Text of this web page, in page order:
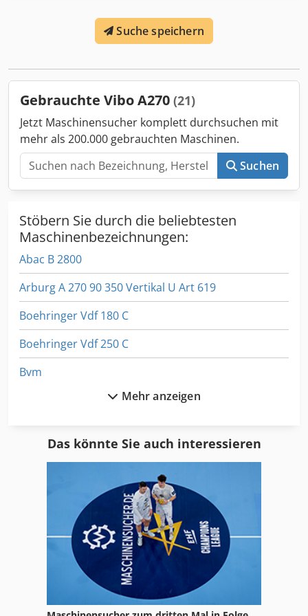
Suche speichern
Gebrauchte Vibo A270 (21)
Jetzt Maschinensucher komplett durchsuchen mit
mehr als 200.000 gebrauchten Maschinen.
Suchen
Stöbern Sie durch die beliebtesten
Maschinenbezeichnungen:
Abac B 2800
Arburg A 270 90 350 Vertikal U Art 619
Boehringer Vdf 180 C
Boehringer Vdf 250 C
Bvm
Kolbus Pk 170
Kombi Falzmaschine
Nagel Citoborma 280 B
Mehr anzeigen
Das könnte Sie auch interessieren